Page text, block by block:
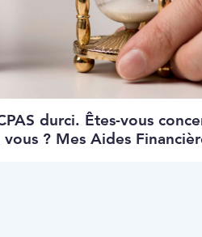
durci. Êtes-vous
? Mes Aides